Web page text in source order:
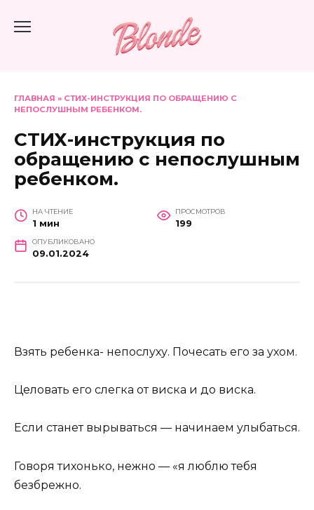
ГЛАВНАЯ » СТИХ-ИНСТРУКЦИЯ ПО ОБРАЩЕНИЮ С
НЕПОСЛУШНЫМ РЕБЕНКОМ.
СТИХ-инструкция по
обращению с непослушным
ребенком.
НА ЧТЕНИЕ
1 мин
ПРОСМОТРОВ
199
ОПУБЛИКОВАНО
09.01.2024
Взять ребенка- непослуху. Почесать его за ухом.
Целовать его слегка от виска и до виска.
Если станет вырываться — начинаем улыбаться.
Говоря тихонько, нежно — «я люблю тебя
безбрежно.